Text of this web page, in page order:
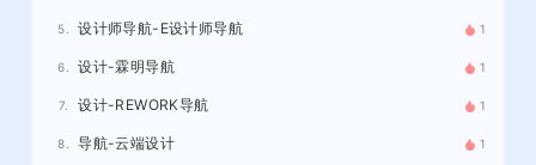
5. 设计师导航-E设计师导航 1
6. 设计-霖明导航 1
7. 设计-REWORK导航 1
8. 导航-云端设计 1